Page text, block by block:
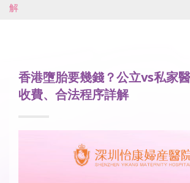
解
香港墮胎要幾錢？公立vs私家
收費、合法程序詳解